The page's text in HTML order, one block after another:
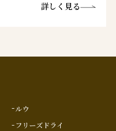
詳しく見る
ルウ
フリーズドライ